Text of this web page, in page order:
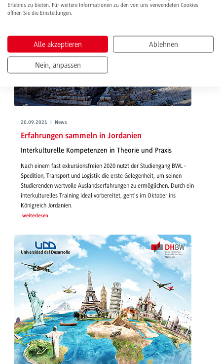
20.09.2021 | News
Erfahrungen sammeln in Jordanien
Interkulturelle Kompetenzen in Theorie und Praxis
Nach einem fast exkursionsfreien 2020 nutzt der Studiengang BWL -
Spedition, Transport und Logistik die erste Gelegenheit, um seinen
Studierenden wertvolle Auslandserfahrungen zu ermöglichen. Durch ein
interkulturelles Training ideal vorbereitet, geht’s im Oktober ins
Königreich Jordanien.
weiterlesen
Erlebnis zu bieten. Für weitere Informationen zu den von uns verwendeten Cookies
öffnen Sie die Einstellungen.
Alle akzeptieren Ablehnen
Nein, anpassen